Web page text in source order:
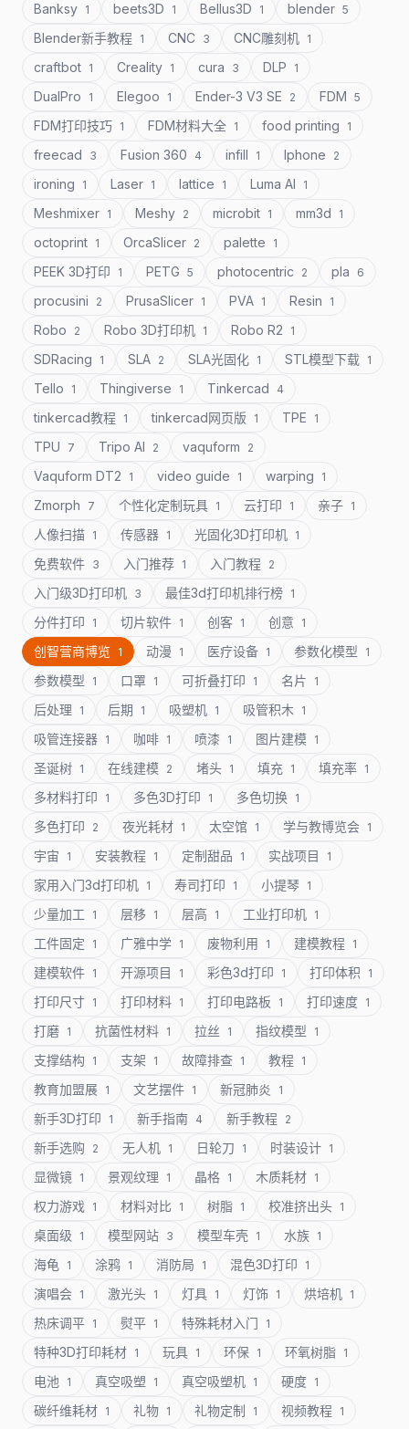
Banksy 1 beets3D 1 Bellus3D 1 blender 5
Blender新手教程 1 CNC 3 CNC雕刻机 1
craftbot 1 Creality 1 cura 3 DLP 1
DualPro 1 Elegoo 1 Ender-3 V3 SE 2 FDM 5
FDM打印技巧 1 FDM材料大全 1 food printing 1
freecad 3 Fusion 360 4 infill 1 Iphone 2
ironing 1 Laser 1 lattice 1 Luma AI 1
Meshmixer 1 Meshy 2 microbit 1 mm3d 1
octoprint 1 OrcaSlicer 2 palette 1
PEEK 3D打印 1 PETG 5 photocentric 2 pla 6
procusini 2 PrusaSlicer 1 PVA 1 Resin 1
Robo 2 Robo 3D打印机 1 Robo R2 1
SDRacing 1 SLA 2 SLA光固化 1 STL模型下载 1
Tello 1 Thingiverse 1 Tinkercad 4
tinkercad教程 1 tinkercad网页版 1 TPE 1
TPU 7 Tripo AI 2 vaquform 2
Vaquform DT2 1 video guide 1 warping 1
Zmorph 7 个性化定制玩具 1 云打印 1 亲子 1
人像扫描 1 传感器 1 光固化3D打印机 1
免费软件 3 入门推荐 1 入门教程 2
入门级3D打印机 3 最佳3d打印机排行榜 1
分件打印 1 切片软件 1 创客 1 创意 1
创智营商博览 1 动漫 1 医疗设备 1 参数化模型 1
参数模型 1 口罩 1 可折叠打印 1 名片 1
后处理 1 后期 1 吸塑机 1 吸管积木 1
吸管连接器 1 咖啡 1 喷漆 1 图片建模 1
圣诞树 1 在线建模 2 堵头 1 填充 1 填充率 1
多材料打印 1 多色3D打印 1 多色切换 1
多色打印 2 夜光耗材 1 太空馆 1 学与教博览会 1
宇宙 1 安装教程 1 定制甜品 1 实战项目 1
家用入门3d打印机 1 寿司打印 1 小提琴 1
少量加工 1 层移 1 层高 1 工业打印机 1
工件固定 1 广雅中学 1 废物利用 1 建模教程 1
建模软件 1 开源项目 1 彩色3d打印 1 打印体积 1
打印尺寸 1 打印材料 1 打印电路板 1 打印速度 1
打磨 1 抗菌性材料 1 拉丝 1 指纹模型 1
支撑结构 1 支架 1 故障排查 1 教程 1
教育加盟展 1 文艺摆件 1 新冠肺炎 1
新手3D打印 1 新手指南 4 新手教程 2
新手选购 2 无人机 1 日轮刀 1 时装设计 1
显微镜 1 景观纹理 1 晶格 1 木质耗材 1
权力游戏 1 材料对比 1 树脂 1 校准挤出头 1
桌面级 1 模型网站 3 模型车壳 1 水族 1
海龟 1 涂鸦 1 消防局 1 混色3D打印 1
演唱会 1 激光头 1 灯具 1 灯饰 1 烘培机 1
热床调平 1 熨平 1 特殊耗材入门 1
特种3D打印耗材 1 玩具 1 环保 1 环氧树脂 1
电池 1 真空吸塑 1 真空吸塑机 1 硬度 1
碳纤维耗材 1 礼物 1 礼物定制 1 视频教程 1